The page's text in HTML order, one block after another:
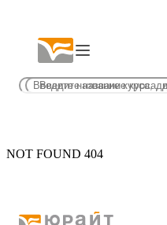
NOT FOUND 404